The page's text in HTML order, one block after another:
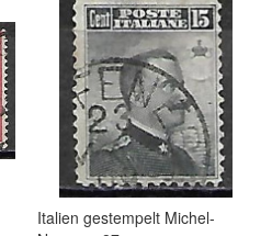
Italien gestempelt Michel-